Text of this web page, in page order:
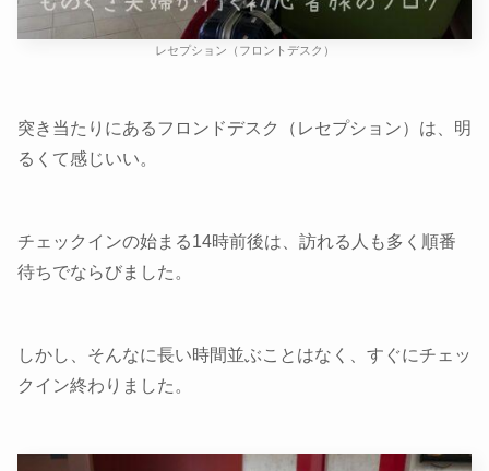
レセプション（フロントデスク）
突き当たりにあるフロンドデスク（レセプション）は、明
るくて感じいい。
チェックインの始まる14時前後は、訪れる人も多く順番
待ちでならびました。
しかし、そんなに長い時間並ぶことはなく、すぐにチェッ
クイン終わりました。